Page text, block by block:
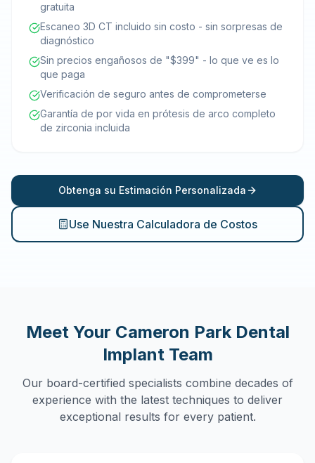
gratuita
Escaneo 3D CT incluido sin costo - sin sorpresas de
diagnóstico
Sin precios engañosos de "$399" - lo que ve es lo
que paga
Verificación de seguro antes de comprometerse
Garantía de por vida en prótesis de arco completo
de zirconia incluida
Obtenga su Estimación Personalizada
Use Nuestra Calculadora de Costos
Meet Your Cameron ParkDental
Implant Team
Our board-certified specialists combine decades of
experience with the latest techniques to deliver
exceptional results for every patient.